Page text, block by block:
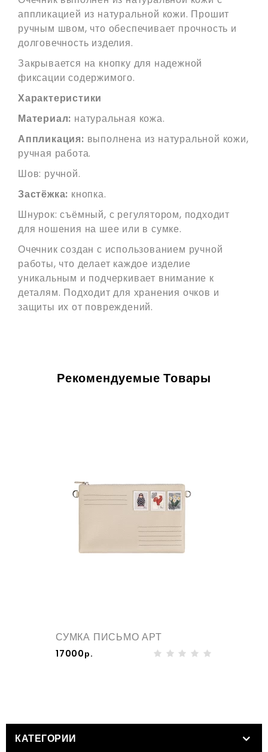
аппликацией из натуральной кожи. Прошит
ручным швом, что обеспечивает прочность и
долговечность изделия.
Закрывается на кнопку для надежной
фиксации содержимого.
Характеристики
Материал: натуральная кожа.
Аппликация: выполнена из натуральной кожи,
ручная работа.
Шов: ручной.
Застёжка: кнопка.
Шнурок: съёмный, с регулятором, подходит
для ношения на шее или в сумке.
Очечник создан с использованием ручной
работы, что делает каждое изделие
уникальным и подчеркивает внимание к
деталям. Подходит для хранения очков и
защиты их от повреждений.
Рекомендуемые Товары
СУМКА ПИСЬМО АРТ
17000р.
КАТЕГОРИИ